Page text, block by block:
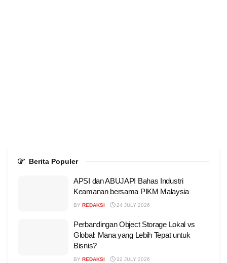
Berita Populer
APSI dan ABUJAPI Bahas Industri
Keamanan bersama PIKM Malaysia
BY REDAKSI 24 JULY 2026
Perbandingan Object Storage Lokal vs
Global: Mana yang Lebih Tepat untuk
Bisnis?
BY REDAKSI 22 JULY 2026